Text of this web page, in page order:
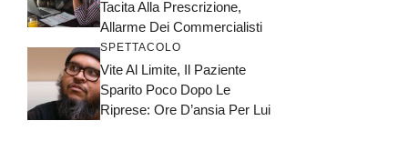
Tacita Alla Prescrizione,
Allarme Dei Commercialisti
SPETTACOLO
Vite Al Limite, Il Paziente
Sparito Poco Dopo Le
Riprese: Ore D’ansia Per Lui